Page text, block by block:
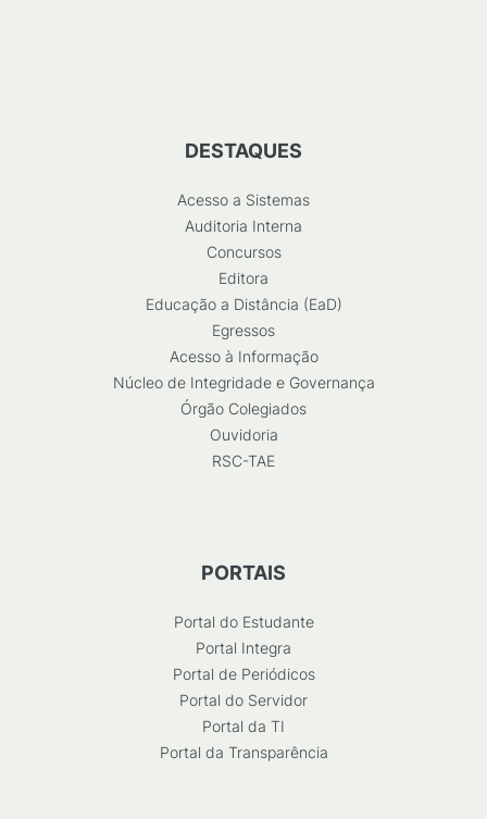
DESTAQUES
Acesso a Sistemas
Auditoria Interna
Concursos
Editora
Educação a Distância (EaD)
Egressos
Acesso à Informação
Núcleo de Integridade e Governança
Órgão Colegiados
Ouvidoria
RSC-TAE
PORTAIS
Portal do Estudante
Portal Integra
Portal de Periódicos
Portal do Servidor
Portal da TI
Portal da Transparência